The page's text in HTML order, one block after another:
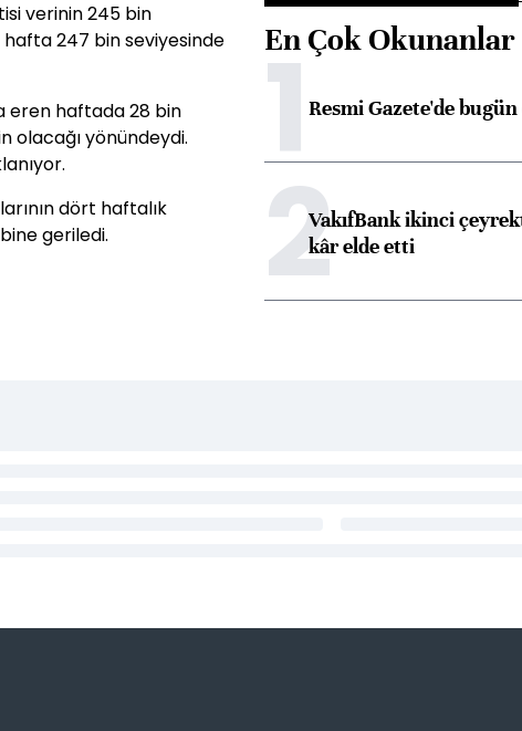
verinin 245 bin
hafta 247 bin seviyesinde
eren haftada 28 bin
olacağı yönündeydi.
dört haftalık
geriledi.
En Çok Okunanlar
1Resmi Gazete'de
2VakıfBank ikinci
kâr elde etti